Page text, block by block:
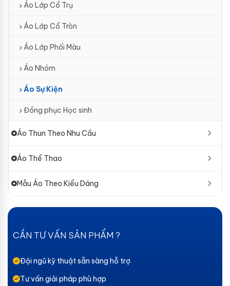
Áo Lớp Cổ Trụ
Áo Lớp Cổ Tròn
Áo Lớp Phối Màu
Áo Nhóm
Áo Sự Kiện
Đồng phục Học sinh
Áo Thun Theo Nhu Cầu
Áo Thể Thao
Mẫu Áo Theo Kiểu Dáng
CẦN TƯ VẤN SẢN PHẨM ?
Đội ngũ kỹ thuật sẵn sàng hỗ trợ
Tư vấn giải pháp phù hợp